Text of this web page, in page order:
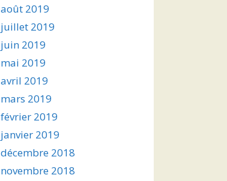
août 2019
juillet 2019
juin 2019
mai 2019
avril 2019
mars 2019
février 2019
janvier 2019
décembre 2018
novembre 2018